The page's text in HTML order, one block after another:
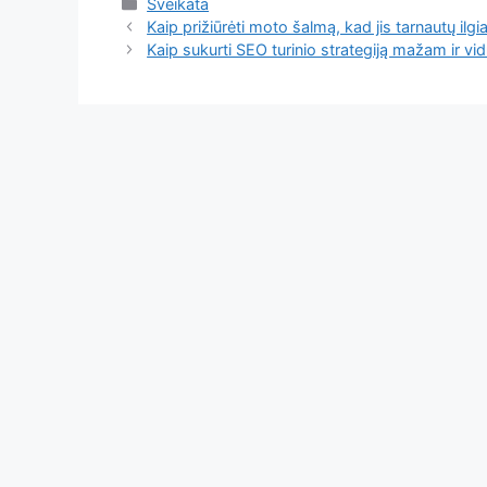
Sveikata
Kaip prižiūrėti moto šalmą, kad jis tarnautų
Kaip sukurti SEO turinio strategiją mažam ir